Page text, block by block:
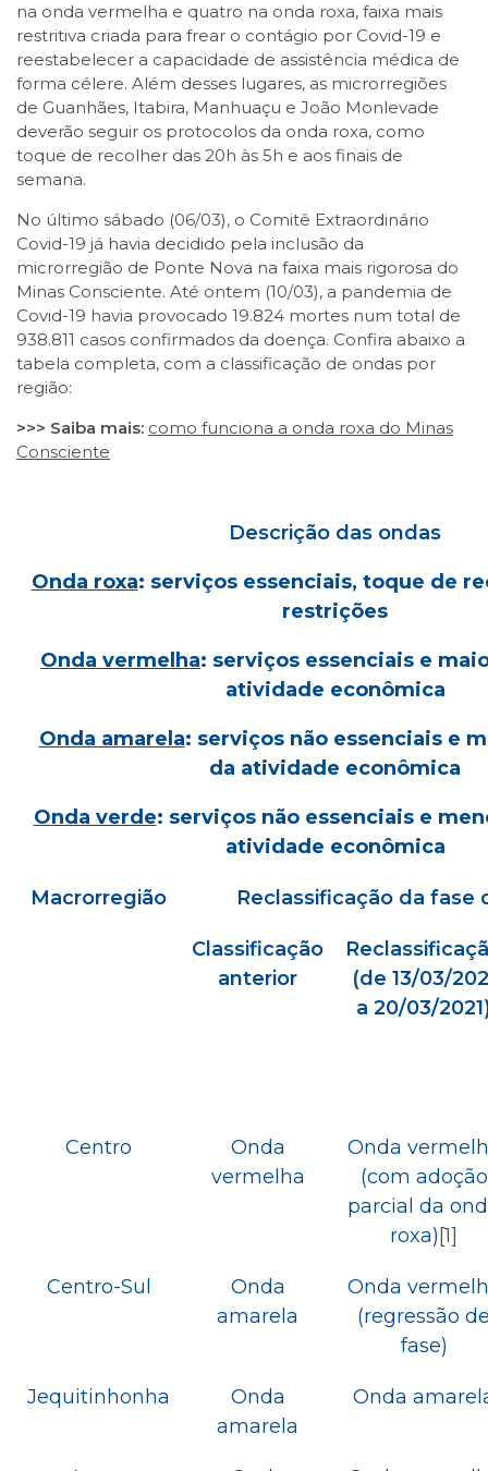
na onda vermelha e quatro na onda roxa, faixa mais
restritiva criada para frear o contágio por Covid-19 e
reestabelecer a capacidade de assistência médica de
forma célere. Além desses lugares, as microrregiões
de Guanhães, Itabira, Manhuaçu e João Monlevade
deverão seguir os protocolos da onda roxa, como
toque de recolher das 20h às 5h e aos finais de
semana.
No último sábado (06/03), o Comitê Extraordinário
Covid-19 já havia decidido pela inclusão da
microrregião de Ponte Nova na faixa mais rigorosa do
Minas Consciente. Até ontem (10/03), a pandemia de
Covid-19 havia provocado 19.824 mortes num total de
938.811 casos confirmados da doença. Confira abaixo a
tabela completa, com a classificação de ondas por
região:
>>> Saiba mais: como funciona a onda roxa do Minas
Consciente
Descrição das ondas
Onda roxa: serviços essenciais, toque de
restrições
Onda vermelha: serviços essenciais e
atividade econômica
Onda amarela: serviços não essenciais e
da atividade econômica
Onda verde: serviços não essenciais e
atividade econômica
Macrorregião Reclassificação da fase
Classificação
anterior
(de 13/03/
a 20/03/
Centro
Onda
vermelha
Onda
(com adoção
parcial da
roxa) [1]
Centro-Sul
Onda
amarela
Onda
(regressão
fase)
Jequitinhonha
Onda
amarela
Onda